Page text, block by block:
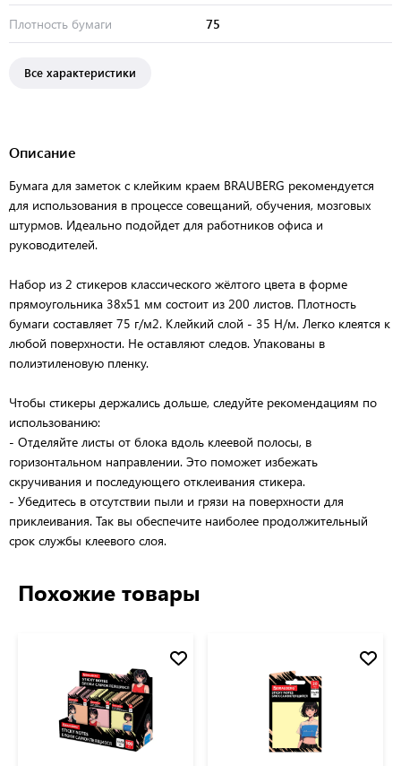
Плотность бумаги 75
Все характеристики
Описание
Бумага для заметок с клейким краем BRAUBERG рекомендуется
для использования в процессе совещаний, обучения, мозговых
штурмов. Идеально подойдет для работников офиса и
руководителей.
Набор из 2 стикеров классического жёлтого цвета в форме
прямоугольника 38х51 мм состоит из 200 листов. Плотность
бумаги составляет 75 г/м2. Клейкий слой - 35 Н/м. Легко клеятся к
любой поверхности. Не оставляют следов. Упакованы в
полиэтиленовую пленку.
Чтобы стикеры держались дольше, следуйте рекомендациям по
использованию:
- Отделяйте листы от блока вдоль клеевой полосы, в
горизонтальном направлении. Это поможет избежать
скручивания и последующего отклеивания стикера.
- Убедитесь в отсутствии пыли и грязи на поверхности для
приклеивания. Так вы обеспечите наиболее продолжительный
срок службы клеевого слоя.
Похожие товары